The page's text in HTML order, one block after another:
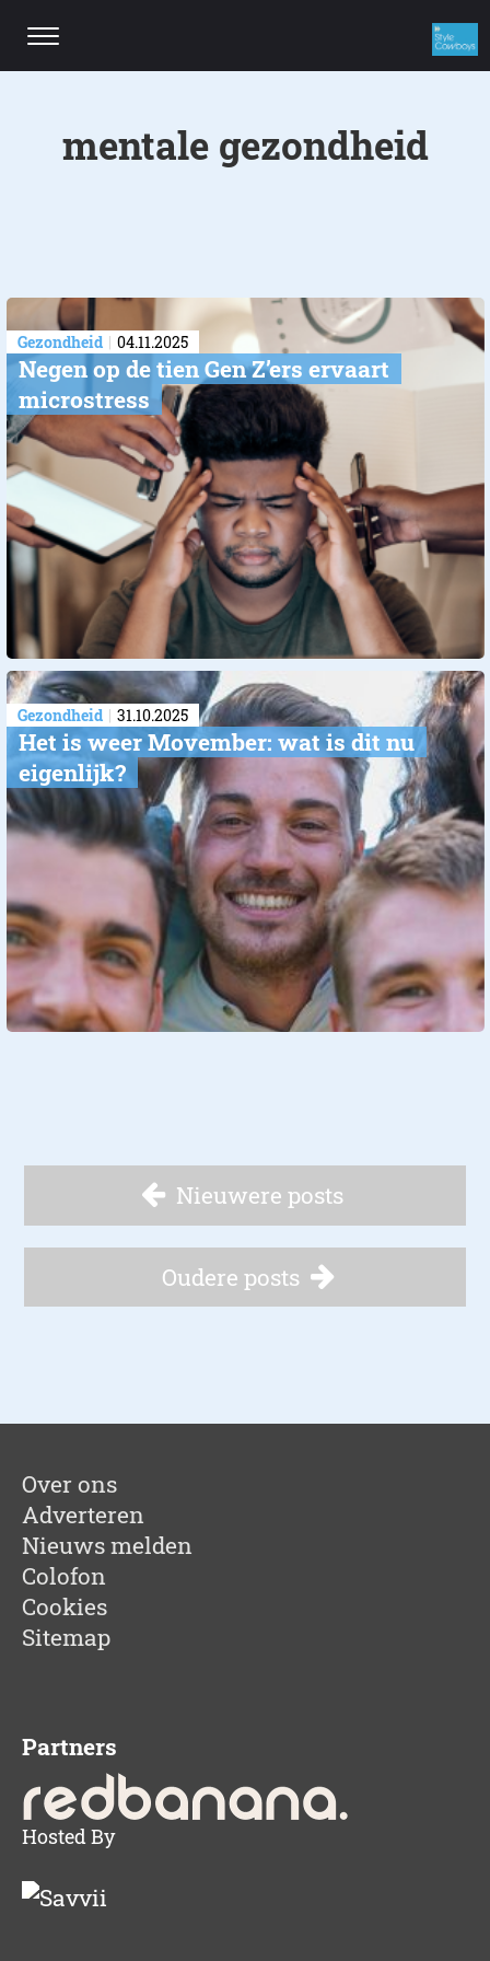
Gezondheid 04.11.2025
Negen op de tien Gen Z’ers ervaart
microstress
Gezondheid 31.10.2025
Het is weer Movember: wat is dit nu
eigenlijk?
Nieuwere posts
Oudere posts
Over ons
Adverteren
Nieuws melden
Colofon
Cookies
Sitemap
Partners
Hosted By